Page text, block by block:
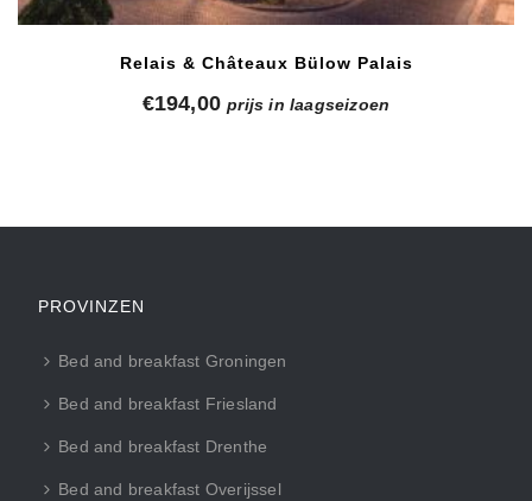
Relais & Châteaux Bülow Palais
€194,00 prijs in laagseizoen
PROVINZEN
Bed and breakfast Groningen
Bed and breakfast Friesland
Bed and breakfast Drenthe
Bed and breakfast Overijssel